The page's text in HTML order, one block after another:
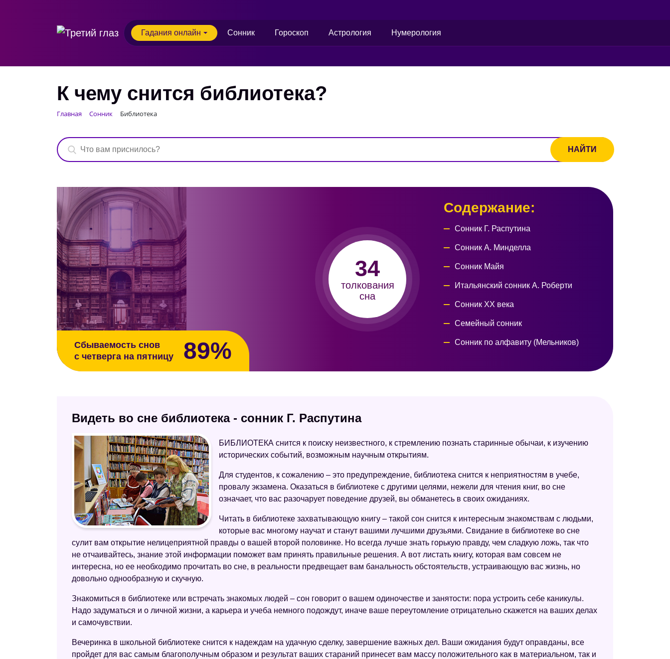
Гадания онлайн Сонник Гороскоп Астрология Нумерология
К чему снится библиотека?
Главная Сонник Библиотека
Сбываемость снов
с четверга на пятницу
89%
34
толкования
сна
Содержание:
Сонник Г. Распутина
Сонник А. Минделла
Сонник Майя
Итальянский сонник А. Роберти
Сонник ХХ века
Семейный сонник
Сонник по алфавиту (Мельников)
Сонник Роммеля
Сонник Юнга
Британский сонник
Французский сонник
Любовный сонник
Цыганский сонник
Видеть во сне библиотека - сонник Г. Распутина
БИБЛИОТЕКА снится к поиску неизвестного, к стремлению познать старинные обычаи, к изучению
исторических событий, возможным научным открытиям.
Для студентов, к сожалению – это предупреждение, библиотека снится к неприятностям в учебе,
провалу экзамена. Оказаться в библиотеке с другими целями, нежели для чтения книг, во сне
означает, что вас разочарует поведение друзей, вы обманетесь в своих ожиданиях.
Читать в библиотеке захватывающую книгу – такой сон снится к интересным знакомствам с людьми,
которые вас многому научат и станут вашими лучшими друзьями. Свидание в библиотеке во сне
сулит вам открытие нелицеприятной правды о вашей второй половинке. Но всегда лучше знать горькую правду, чем сладкую ложь, так что
не отчаивайтесь, знание этой информации поможет вам принять правильные решения. А вот листать книгу, которая вам совсем не
интересна, но ее необходимо прочитать во сне, в реальности предвещает вам банальность обстоятельств, устраивающую вас жизнь, но
довольно однообразную и скучную.
Знакомиться в библиотеке или встречать знакомых людей – сон говорит о вашем одиночестве и занятости: пора устроить себе каникулы.
Надо задуматься и о личной жизни, а карьера и учеба немного подождут, иначе ваше переутомление отрицательно скажется на ваших делах
и самочувствии.
Вечеринка в школьной библиотеке снится к надеждам на удачную сделку, завершение важных дел. Ваши ожидания будут оправданы, все
пройдет для вас самым благополучным образом и результат ваших стараний принесет вам массу положительного как в материальном, так и